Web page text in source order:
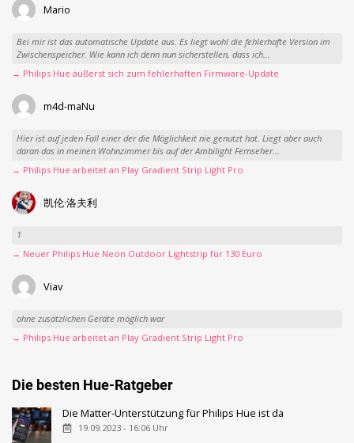
Mario
Bei mir ist das automatische Update aus. Es liegt wohl die fehlerhafte Version im
Zwischenspeicher. Wie kann ich denn nun sicherstellen, dass ich...
→ Philips Hue äußerst sich zum fehlerhaften Firmware-Update
m4d-maNu
Hier ist auf jeden Fall einer der die Möglichkeit nie genutzt hat. Liegt aber auch
daran das in meinen Wohnzimmer bis auf der Ambilight Fernseher...
→ Philips Hue arbeitet an Play Gradient Strip Light Pro
凯伦·洛夫利
1
→ Neuer Philips Hue Neon Outdoor Lightstrip für 130 Euro
Viav
ohne zusätzlichen Geräte möglich war
→ Philips Hue arbeitet an Play Gradient Strip Light Pro
Die besten Hue-Ratgeber
Die Matter-Unterstützung für Philips Hue ist da
19.09.2023 - 16:06 Uhr